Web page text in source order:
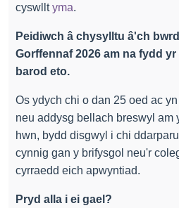
cyswlltyma.
Peidiwch â chysylltu â'ch
Gorffennaf 2026 am na fydd
barod eto.
Os ydych chi o dan 25 oed ac
neu addysg bellach breswyl am
hwn, bydd disgwyl i chi
cynnig gan y brifysgol neu'r
cyrraedd eich apwyntiad.
Pryd alla i ei gael?